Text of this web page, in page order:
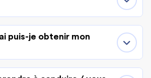
puis-je obtenir mon